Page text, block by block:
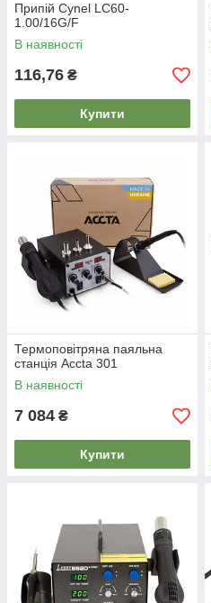
Припій Cynel LC60-
1.00/16G/F
В наявності
116,76 ₴
Купити
Термоповітряна паяльна
станція Accta 301
В наявності
7 084 ₴
Купити